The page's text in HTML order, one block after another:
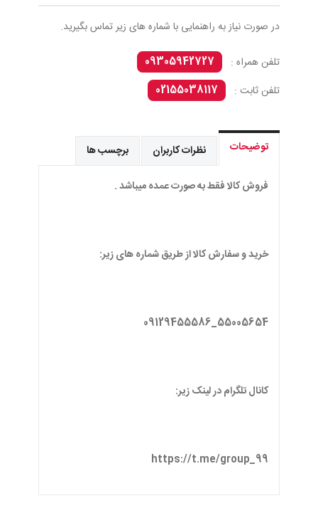
در صورت نیاز به راهنمایی با شماره های زیر تماس بگیرید.
تلفن همراه :
09305942727
تلفن ثابت :
02155038117
توضیحات نظرات کاربران برچسب ها
فروش کالا فقط به صورت عمده میباشد .
خرید و سفارش کالا از طریق شماره های زیر:
55005654_09129455586
کانال تلگرام در لینک زیر:
https://t.me/group_99